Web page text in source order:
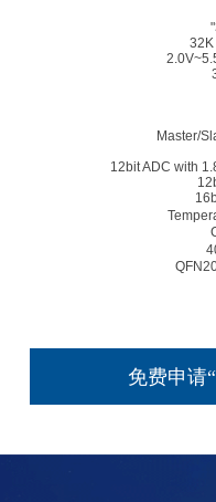
32K
Master/
12bit ADC with
免费申请